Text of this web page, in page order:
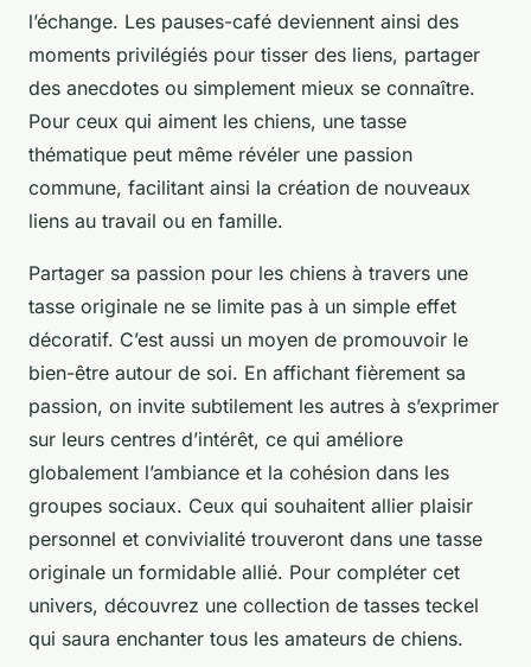
l’échange. Les pauses-café deviennent ainsi des
moments privilégiés pour tisser des liens, partager
des anecdotes ou simplement mieux se connaître.
Pour ceux qui aiment les chiens, une tasse
thématique peut même révéler une passion
commune, facilitant ainsi la création de nouveaux
liens au travail ou en famille.
Partager sa passion pour les chiens à travers une
tasse originale ne se limite pas à un simple effet
décoratif. C’est aussi un moyen de promouvoir le
bien-être autour de soi. En affichant fièrement sa
passion, on invite subtilement les autres à s’exprimer
sur leurs centres d’intérêt, ce qui améliore
globalement l’ambiance et la cohésion dans les
groupes sociaux. Ceux qui souhaitent allier plaisir
personnel et convivialité trouveront dans une tasse
originale un formidable allié. Pour compléter cet
univers, découvrez une collection de tasses teckel
qui saura enchanter tous les amateurs de chiens.